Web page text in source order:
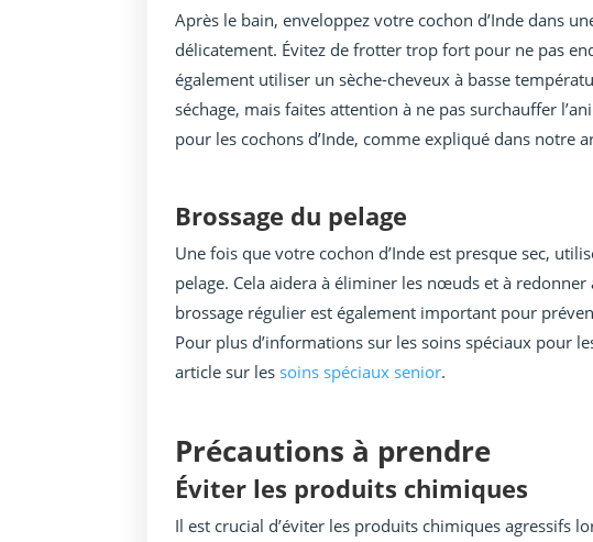
Après le bain, enveloppez votre cochon d’Inde dans
délicatement. Évitez de frotter trop fort pour ne pas
également utiliser un sèche-cheveux à basse
séchage, mais faites attention à ne pas surchauffer
pour les cochons d’Inde, comme expliqué dans notre
Brossage du pelage
Une fois que votre cochon d’Inde est presque sec,
pelage. Cela aidera à éliminer les nœuds et à redonner
brossage régulier est également important pour
Pour plus d’informations sur les soins spéciaux pour
article sur les soins spéciaux senior.
Précautions à prendre
Éviter les produits chimiques
Il est crucial d’éviter les produits chimiques agressifs